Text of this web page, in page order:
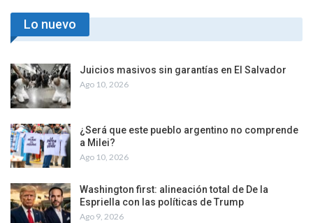
Lo nuevo
Juicios masivos sin garantías en El Salvador
Ago 10, 2026
¿Será que este pueblo argentino no comprende
a Milei?
Ago 10, 2026
Washington first: alineación total de De la
Espriella con las políticas de Trump
Ago 9, 2026